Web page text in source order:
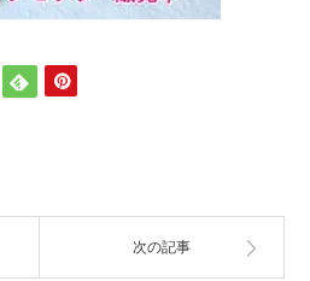
次の記事